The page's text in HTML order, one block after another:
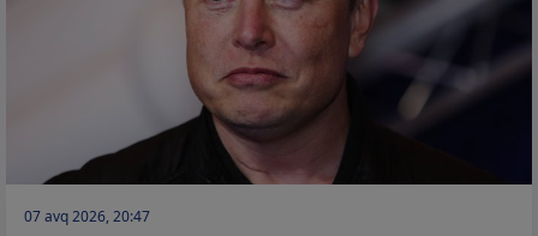
07 avq 2026, 20:47